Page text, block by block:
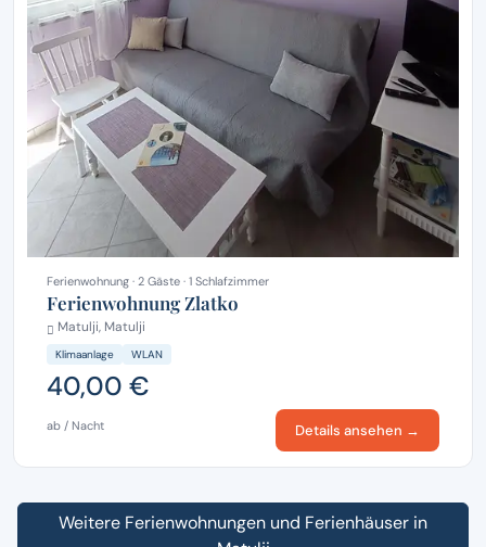
Ferienwohnung · 2 Gäste · 1 Schlafzimmer
Ferienwohnung Zlatko
Matulji, Matulji
Klimaanlage WLAN
40,00 €
ab / Nacht Details ansehen →
Weitere Ferienwohnungen und Ferienhäuser in